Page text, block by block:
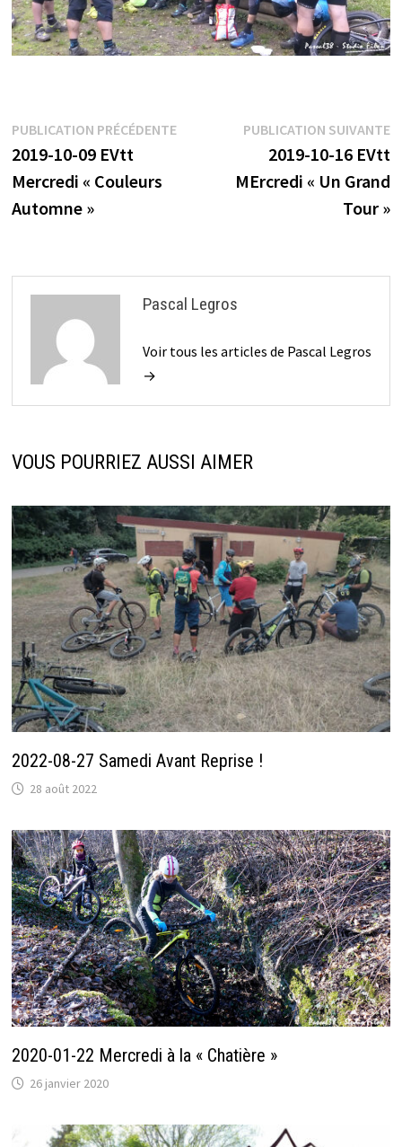
Navigation
de
l’article
PUBLICATION PRÉCÉDENTEPublication
2019-10-09 EVtt
Mercredi « Couleurs
Automne »
PUBLICATION SUIVANTE
2019-10-16 EVtt
MErcredi « Un Grand
Tour »
Pascal Legros
Voir tous les articles de Pascal Legros
→
VOUS POURRIEZ AUSSI AIMER
2022-08-27 Samedi Avant Reprise !
28 août 2022
2020-01-22 Mercredi à la « Chatière »
26 janvier 2020